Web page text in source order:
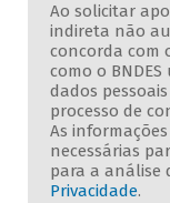
Ao solicitar
indireta não
concorda com
como o
dados
processo de
As
necessárias
para a análise
Privacidade.